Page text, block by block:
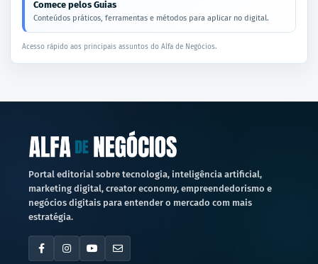
Comece pelos Guias
Conteúdos práticos, ferramentas e métodos para aplicar no digital.
Acesso rápido aos principais assuntos do Alfa de Negócios.
Portal editorial sobre tecnologia, inteligência artificial,
marketing digital, creator economy, empreendedorismo e
negócios digitais para entender o mercado com mais
estratégia.